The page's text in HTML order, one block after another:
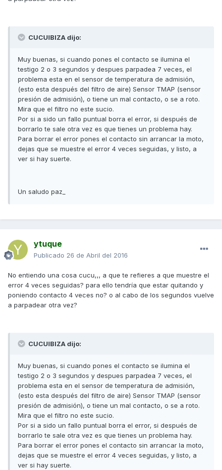
CUCUIBIZA dijo:
Muy buenas, si cuando pones el contacto se ilumina el
testigo 2 o 3 segundos y despues parpadea 7 veces, el
problema esta en el sensor de temperatura de admisión,
(esto esta después del filtro de aire) Sensor TMAP (sensor
presión de admisión), o tiene un mal contacto, o se a roto.
Mira que el filtro no este sucio.
Por si a sido un fallo puntual borra el error, si después de
borrarlo te sale otra vez es que tienes un problema hay.
Para borrar el error pones el contacto sin arrancar la moto,
dejas que se muestre el error 4 veces seguidas, y listo, a
ver si hay suerte.
Un saludo paz_
ytuque
Publicado 26 de Abril del 2016
No entiendo una cosa cucu,,, a que te refieres a que muestre el
error 4 veces seguidas? para ello tendría que estar quitando y
poniendo contacto 4 veces no? o al cabo de los segundos vuelve
a parpadear otra vez?
CUCUIBIZA dijo:
Muy buenas, si cuando pones el contacto se ilumina el
testigo 2 o 3 segundos y despues parpadea 7 veces, el
problema esta en el sensor de temperatura de admisión,
(esto esta después del filtro de aire) Sensor TMAP (sensor
presión de admisión), o tiene un mal contacto, o se a roto.
Mira que el filtro no este sucio.
Por si a sido un fallo puntual borra el error, si después de
borrarlo te sale otra vez es que tienes un problema hay.
Para borrar el error pones el contacto sin arrancar la moto,
dejas que se muestre el error 4 veces seguidas, y listo, a
ver si hay suerte.